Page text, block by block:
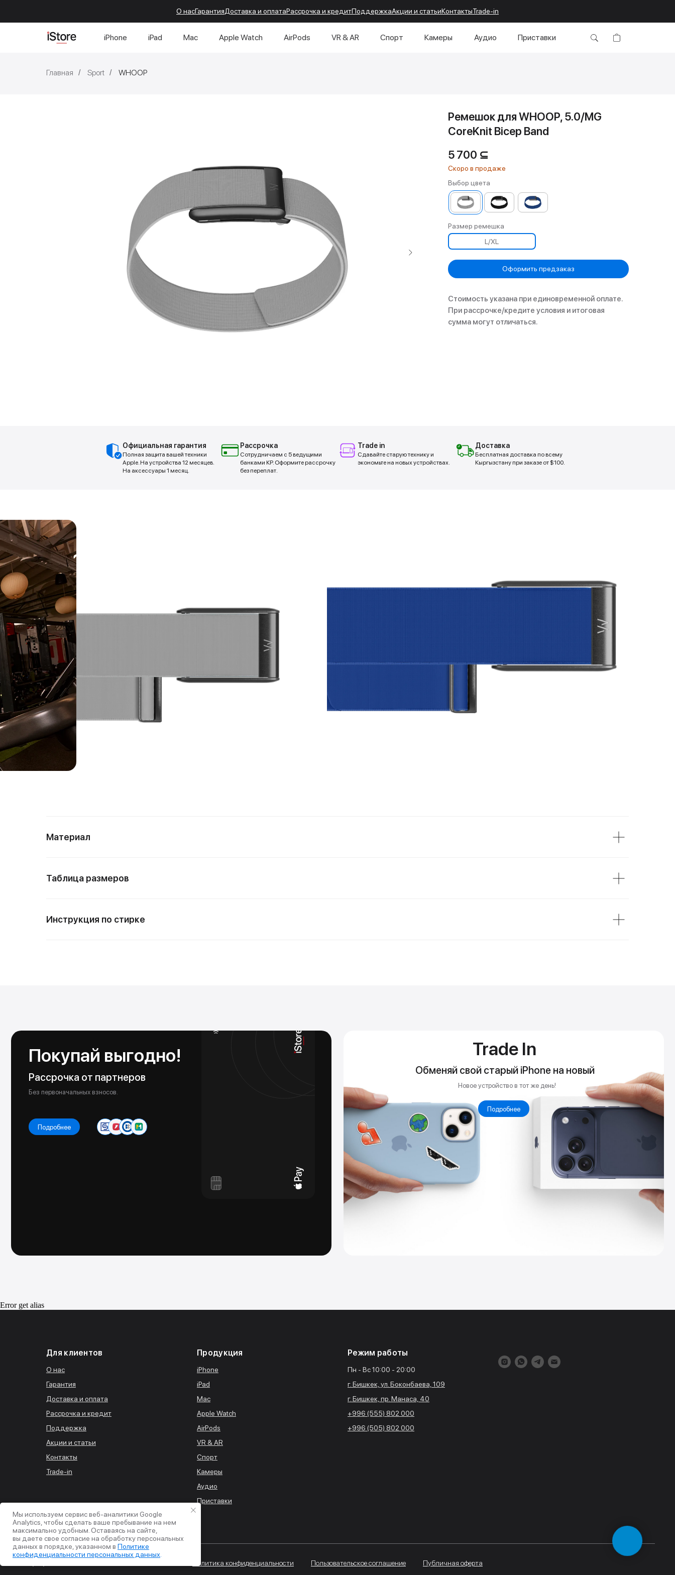
О насГарантияДоставка и оплатаРассрочка и кредитПоддержкаАкции и статьиКонтактыTrade-in
iPhone iPad Mac Apple Watch AirPods VR & AR Спорт Камеры Аудио Приставки
Главная / Sport / WHOOP
Ремешок для WHOOP, 5.0/MG
CoreKnit Bicep Band
5 700 ⊆
Выбор цвета
Размер ремешка
L/XL
Оформить предзаказ
Стоимость указана при единовременной оплате.
При рассрочке/кредите условия и итоговая
сумма могут отличаться.
Официальная гарантия
Полная защита вашей техники
Apple. На устройства 12 месяцев.
На аксессуары 1 месяц.
Рассрочка
Сотрудничаем с 5 ведущими
банками КР. Оформите рассрочку
без переплат.
Trade in
Сдавайте старую технику и
экономьте на новых устройствах.
Доставка
Бесплатная доставка по всему
Кыргызстану при заказе от $100.
Материал
Таблица размеров
Инструкция по стирке
Error get alias
Для клиентов
О нас
Гарантия
Доставка и оплата
Рассрочка и кредит
Поддержка
Акции и статьи
Контакты
Trade-in
Продукция
iPhone
iPad
Mac
Apple Watch
AirPods
VR & AR
Спорт
Камеры
Аудио
Приставки
Режим работы
Пн - Вс 10:00 - 20:00
г. Бишкек, ул. Боконбаева, 109
г. Бишкек, пр. Манаса, 40
+996 (555) 802 000
+996 (505) 802 000
© 2026 iStore. Все права
Политика конфиденциальности Пользовательское соглашение Публичная оферта
Мы используем сервис веб-аналитики Google
Analytics, чтобы сделать ваше пребывание на нем
максимально удобным. Оставаясь на сайте,
вы даете свое согласие на обработку персональных
данных в порядке, указанном в Политике
конфиденциальности персональных данных